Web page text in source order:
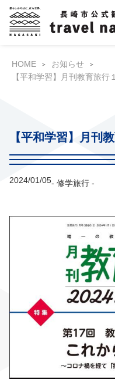
HOME
お知らせ
【平和学習】月刊教育旅行
【平和学習】月刊
2024/01/05- 修学旅行 -